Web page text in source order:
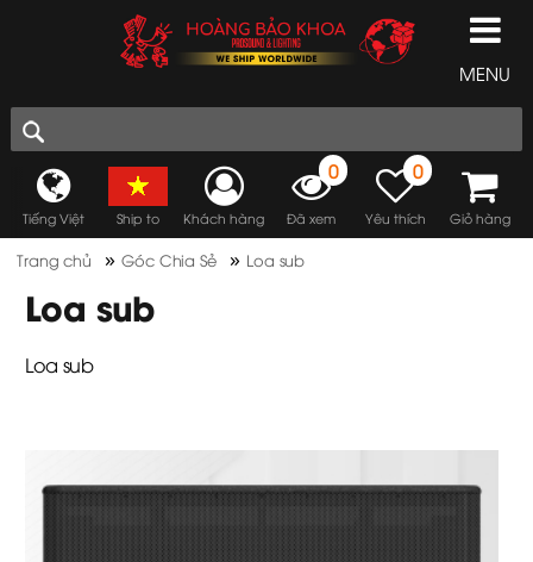
MENU
Tiếng Việt Ship to Khách hàng
0
Đã xem
0
Yêu thích Giỏ hàng
Trang chủ »Góc Chia Sẻ » Loa sub
Loa sub
Loa sub